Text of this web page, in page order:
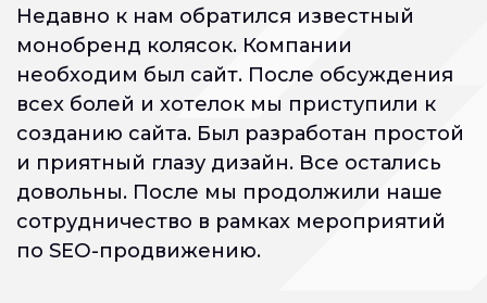
Недавно к нам обратился известный
монобренд колясок. Компании
необходим был сайт. После обсуждения
всех болей и хотелок мы приступили к
созданию сайта. Был разработан простой
и приятный глазу дизайн. Все остались
довольны. После мы продолжили наше
сотрудничество в рамках мероприятий
по SEO-продвижению.